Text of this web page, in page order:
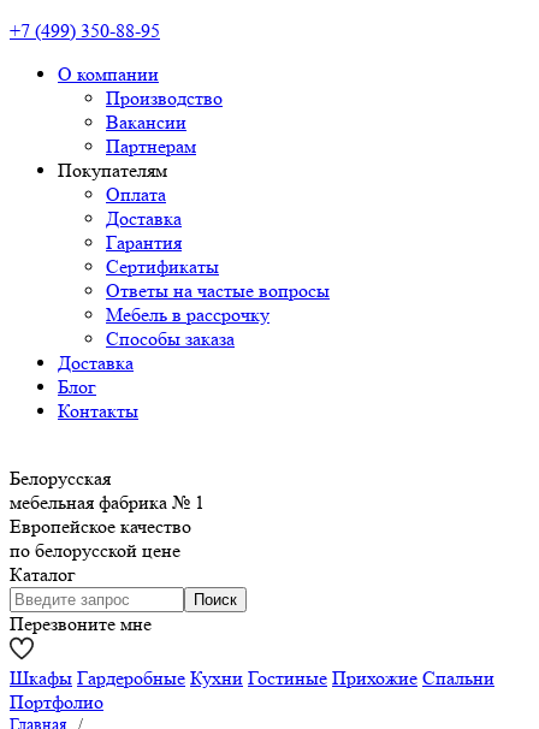
+7 (499) 350-88-95
О компании
Производство
Вакансии
Партнерам
Покупателям
Оплата
Доставка
Гарантия
Сертификаты
Ответы на частые вопросы
Мебель в рассрочку
Способы заказа
Доставка
Блог
Контакты
Белорусская
мебельная фабрика № 1
Европейское качество
по белорусской цене
Каталог
Перезвоните мне
Шкафы Гардеробные Кухни Гостиные Прихожие Спальни
Портфолио
Главная /